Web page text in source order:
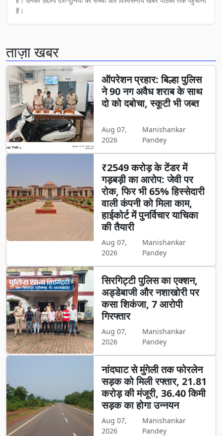
है।
ताज़ा खबर
ऑपरेशन प्रहार: बिल्हा पुलिस
ने 90 नग अवैध शराब के साथ
दो को दबोचा, स्कूटी भी जब्त
Aug 07,
2026
Manishankar
Pandey
₹2549 करोड़ के टेंडर में
गड़बड़ी का आरोप: जेवी पर
रोक, फिर भी 65% हिस्सेदारी
वाली कंपनी को मिला काम,
हाईकोर्ट में पुनर्विचार याचिका
की तैयारी
Aug 07,
2026
Manishankar
Pandey
सिरगिट्टी पुलिस का एक्शन,
अड्डेबाजी और नशाखोरी पर
कसा शिकंजा, 7 आरोपी
गिरफ्तार
Aug 07,
2026
Manishankar
Pandey
नांदघाट से मुंगेली तक फोरलेन
सड़क को मिली रफ्तार, 21.81
करोड़ की मंजूरी, 36.40 किमी
सड़क का होगा उन्नयन
Aug 07,
2026
Manishankar
Pandey